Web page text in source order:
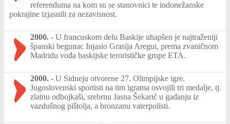
referenduma na kom su se stanovnici te indonežanske
pokrajine izjasnili za nezavisnost.
2000. - U francuskom delu Baskije uhapšen je najtraženiji
španski begunac Injasio Grasija Aregui, prema zvaničnom
Madridu vođa baskijske terorističke grupe ETA.
2000. - U Sidneju otvorene 27. Olimpijske igre.
Jugoslovenski sportisti na tim igrama osvojili tri medalje, tj.
zlatnu odbojkaši, srebrnu Jasna Šekarić u gađanju iz
vazdušnog pištolja, a bronzanu vaterpolisti.